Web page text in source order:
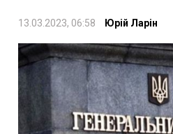
13.03.2023, 06:58 Юрій Ларін